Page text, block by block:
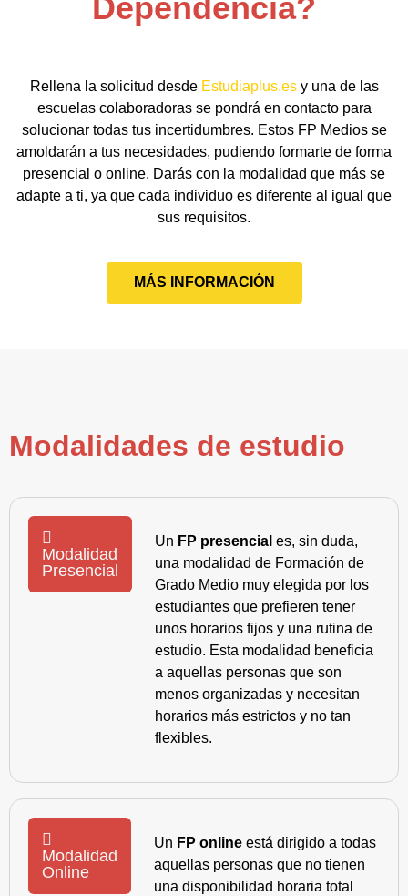
Dependencia?
Rellena la solicitud desde Estudiaplus.esy una de las
escuelas colaboradoras se pondrá en contacto para
solucionar todas tus incertidumbres. Estos FP Medios se
amoldarán a tus necesidades, pudiendo formarte de forma
presencial o online. Darás con la modalidad que más se
adapte a ti, ya que cada individuo es diferente al igual que
sus requisitos.
MÁS INFORMACIÓN
Modalidades de estudio
Modalidad
Presencial
Un FP presencial es, sin duda,
una modalidad de Formación de
Grado Medio muy elegida por los
estudiantes que prefieren tener
unos horarios fijos y una rutina de
estudio. Esta modalidad beneficia
a aquellas personas que son
menos organizadas y necesitan
horarios más estrictos y no tan
flexibles.
Modalidad
Online
Un FP online está dirigido a todas
aquellas personas que no tienen
una disponibilidad horaria total